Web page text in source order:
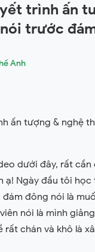
trình ấn
trước
Anh
ấn tượng & nghệ
dưới đây, rất cần
ạ! Ngày đầu tôi
đông nói là
nói là mình
rất chán và khô là